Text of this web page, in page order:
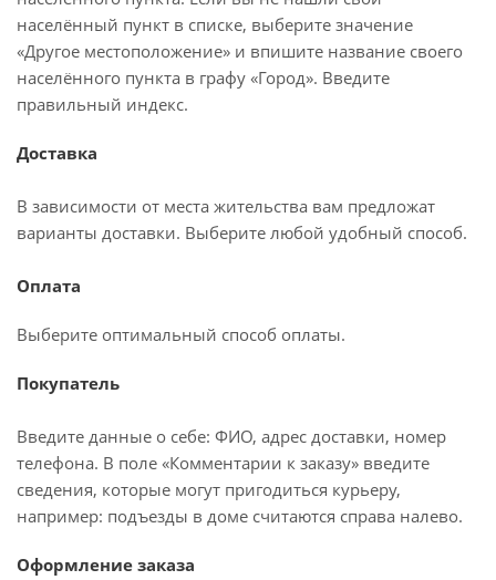
населённый пункт в списке, выберите значение
«Другое местоположение» и впишите название своего
населённого пункта в графу «Город». Введите
правильный индекс.
Доставка
В зависимости от места жительства вам предложат
варианты доставки. Выберите любой удобный способ.
Оплата
Выберите оптимальный способ оплаты.
Покупатель
Введите данные о себе: ФИО, адрес доставки, номер
телефона. В поле «Комментарии к заказу» введите
сведения, которые могут пригодиться курьеру,
например: подъезды в доме считаются справа налево.
Оформление заказа